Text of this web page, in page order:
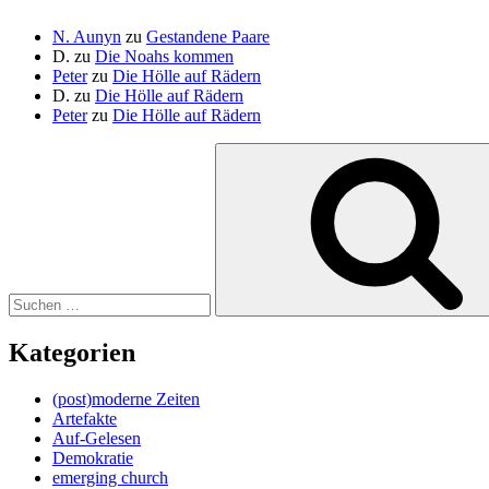
N. Aunyn zu Gestandene Paare
D. zu Die Noahs kommen
Peterzu Die Hölle auf Rädern
D. zu Die Hölle auf Rädern
Peterzu Die Hölle auf Rädern
Kategorien
(post)moderne Zeiten
Artefakte
Auf-Gelesen
Demokratie
emerging church